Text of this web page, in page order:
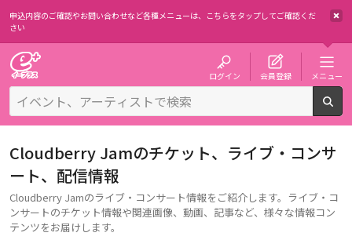
申込内容のご確認やお問い合わせなど各種メニューは、 こちらをタップしてご確認くだ
さい
ログイン 会員登録 メニュー
Cloudberry Jamのチケット、ライブ・コンサ
ート、配信情報
Cloudberry Jamのライブ・コンサート情報をご紹介します。ライブ・コ
ンサートのチケット情報や関連画像、動画、記事など、様々な情報コン
テンツをお届けします。